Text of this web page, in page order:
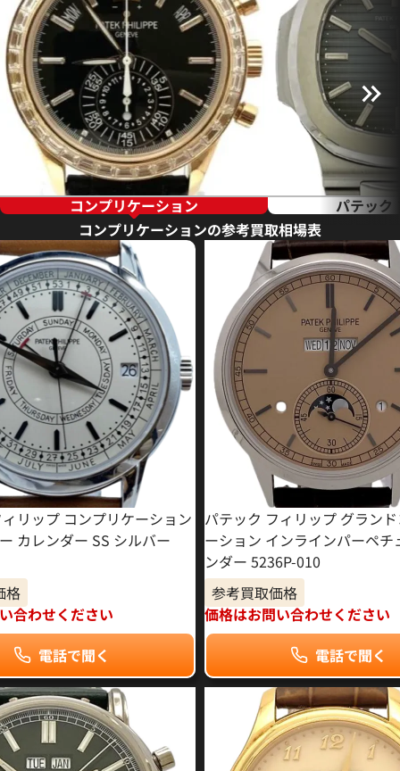
コンプリケーション
パテック
コンプリケーションの参考買取相場表
リップ コンプリケーション
カレンダー SS シルバー
格
合わせください
電話で聞く
パテック フィリップ グラン
ーション インラインパーペチ
ンダー 5236P-010
参考買取価格
価格はお問い合わせください
電話で聞く